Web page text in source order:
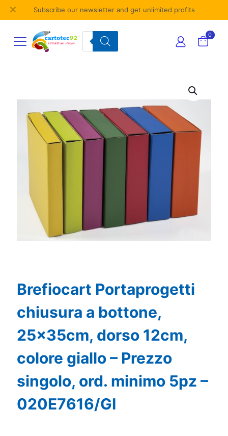
Subscribe our newsletter and get unlimited profits
✕
Products
search
0
Brefiocart Portaprogetti
chiusura a bottone,
25x35cm, dorso 12cm,
colore giallo – Prezzo
singolo, ord. minimo 5pz –
020E7616/GI